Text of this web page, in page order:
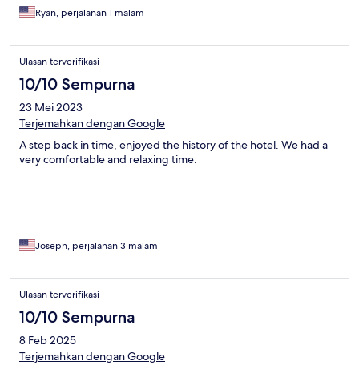
Ryan, perjalanan 1 malam
Ulasan terverifikasi
10/10 Sempurna
23 Mei 2023
Terjemahkan dengan Google
A step back in time, enjoyed the history of the hotel. We had a
very comfortable and relaxing time.
Joseph, perjalanan 3 malam
Ulasan terverifikasi
10/10 Sempurna
8 Feb 2025
Terjemahkan dengan Google